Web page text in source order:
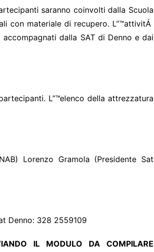
saranno coinvolti dalla Scuola
con materiale di recupero. L”™attivitÁ
dalla SAT di Denno e dai
L”™elenco della attrezzatura
Lorenzo Gramola (Presidente Sat
Denno: 328 2559109
IL MODULO DA COMPILARE